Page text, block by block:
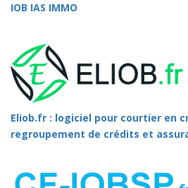
IOB IAS IMMO
Eliob.fr : logiciel pour courtier en
regroupement de crédits et